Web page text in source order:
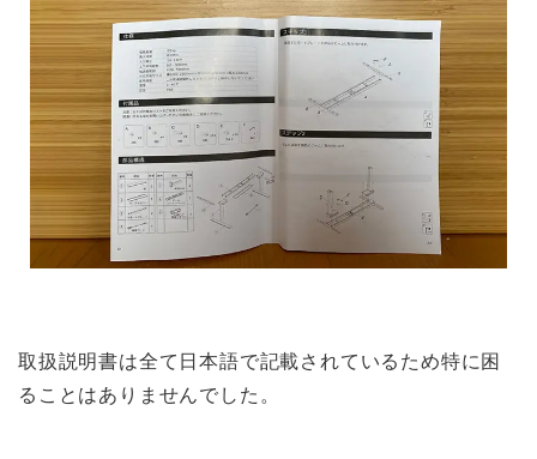
取扱説明書は全て日本語で記載されているため特に困
ることはありませんでした。